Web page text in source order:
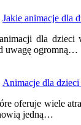
Jakie animacje dla
dla
uwagę ogromną…
Animacje dla dzieci
oferuje wiele
jedną…